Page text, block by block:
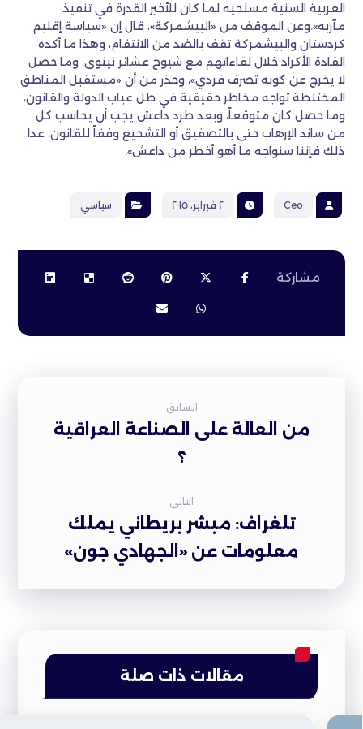
العربية السنية مسلحيه لما كان للأخير القدرة في تنفيذ
مآربه».وعن الموقف من «البيشمركة»، قال إن «سياسة إقليم
كردستان والبيشمركة تقف بالضد من الانتقام، وهذا ما أكده
القادة الأكراد خلال لقاءاتهم مع شيوخ عشائر نينوى، وما حصل
لا يخرج عن كونه تصرف فردي»، وحذر من أن «مستقبل المناطق
المختلطة تواجه مخاطر حقيقية في ظل غياب الدولة والقانون،
وما حصل كان متوقعاً، وبعد طرد داعش يجب أن يحاسب كل
من ساند الإرهاب حتى بالتصفيق أو التشجيع وفقاً للقانون، عدا
ذلك فإننا سنواجه ما أهو أخطر من داعش».
Ceo ٢ فبراير، ٢٠١٥ سياسي
السابق
من العالة على الصناعة العراقية
؟
التالى
تلغراف: مبشر بريطاني يملك
معلومات عن «الجهادي جون»
مقالات ذات صلة